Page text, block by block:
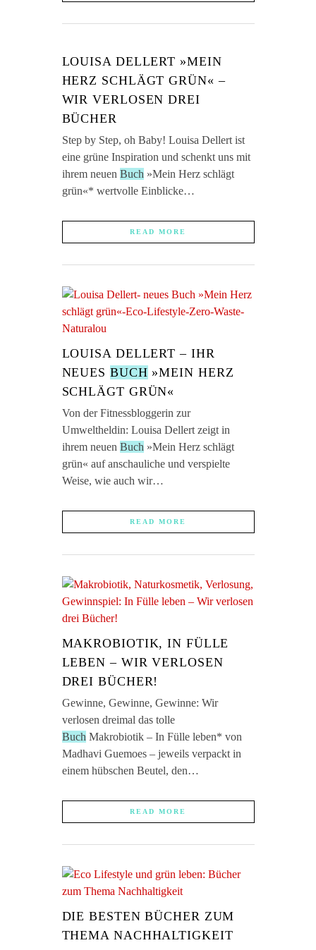
LOUISA DELLERT »MEIN
HERZ SCHLÄGT GRÜN« –
WIR VERLOSEN DREI
BÜCHER
Step by Step, oh Baby! Louisa Dellert ist
eine grüne Inspiration und schenkt uns mit
ihrem neuen Buch »Mein Herz schlägt
grün«* wertvolle Einblicke…
READ MORE
LOUISA DELLERT – IHR
NEUES BUCH »MEIN HERZ
SCHLÄGT GRÜN«
Von der Fitnessbloggerin zur
Umweltheldin: Louisa Dellert zeigt in
ihrem neuen Buch »Mein Herz schlägt
grün« auf anschauliche und verspielte
Weise, wie auch wir…
READ MORE
MAKROBIOTIK, IN FÜLLE
LEBEN – WIR VERLOSEN
DREI BÜCHER!
Gewinne, Gewinne, Gewinne: Wir
verlosen dreimal das tolle
Buch Makrobiotik – In Fülle leben* von
Madhavi Guemoes – jeweils verpackt in
einem hübschen Beutel, den…
READ MORE
DIE BESTEN BÜCHER ZUM
THEMA NACHHALTIGKEIT